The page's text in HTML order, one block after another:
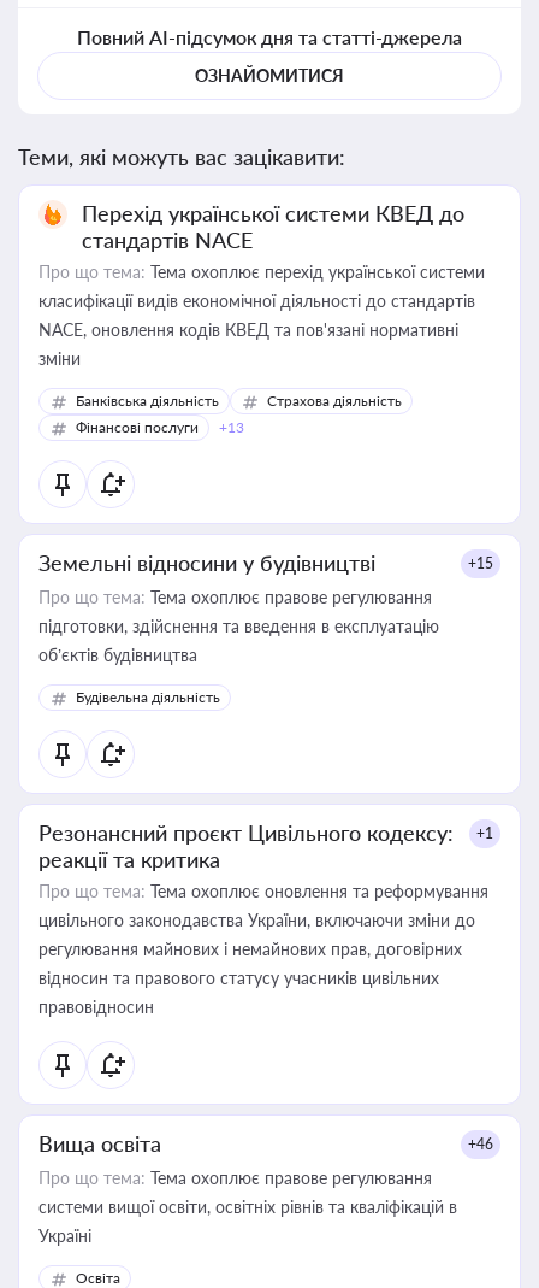
Повний AI-підсумок дня та статті-джерела
ОЗНАЙОМИТИСЯ
Теми, які можуть вас зацікавити:
Перехід української системи КВЕД до
стандартів NACE
Про що тема: Тема охоплює перехід української системи
класифікації видів економічної діяльності до стандартів
NACE, оновлення кодів КВЕД та пов'язані нормативні
зміни
Банківська діяльність
Страхова діяльність
Фінансові послуги
+13
Земельні відносини у будівництві +15
Про що тема: Тема охоплює правове регулювання
підготовки, здійснення та введення в експлуатацію
об’єктів будівництва
Будівельна діяльність
Резонансний проєкт Цивільного кодексу:
реакції та критика
+1
Про що тема: Тема охоплює оновлення та реформування
цивільного законодавства України, включаючи зміни до
регулювання майнових і немайнових прав, договірних
відносин та правового статусу учасників цивільних
правовідносин
Вища освіта +46
Про що тема: Тема охоплює правове регулювання
системи вищої освіти, освітніх рівнів та кваліфікацій в
Україні
Освіта